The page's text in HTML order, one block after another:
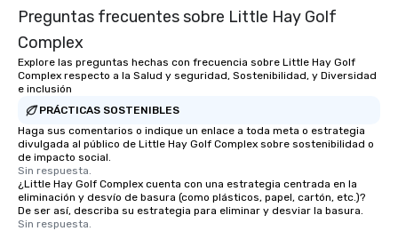
Preguntas frecuentes sobre Little Hay Golf
Complex
Explore las preguntas hechas con frecuencia sobre Little Hay Golf
Complex respecto a la Salud y seguridad, Sostenibilidad, y Diversidad
e inclusión
PRÁCTICAS SOSTENIBLES
Haga sus comentarios o indique un enlace a toda meta o estrategia
divulgada al público de Little Hay Golf Complex sobre sostenibilidad o
de impacto social.
Sin respuesta.
¿Little Hay Golf Complex cuenta con una estrategia centrada en la
eliminación y desvío de basura (como plásticos, papel, cartón, etc.)?
De ser así, describa su estrategia para eliminar y desviar la basura.
Sin respuesta.